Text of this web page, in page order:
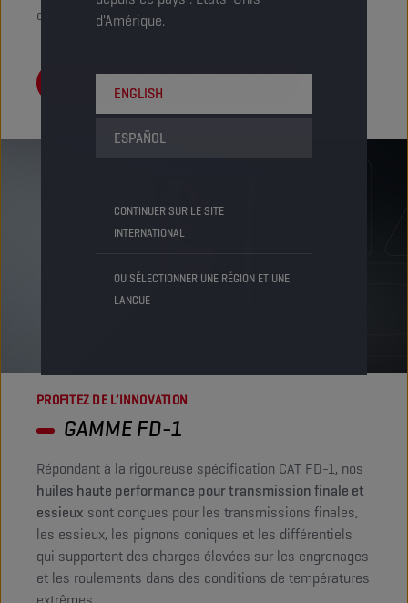
d'Amérique.
ENGLISH
ESPAÑOL
CONTINUER SUR LE SITE
INTERNATIONAL
OU SÉLECTIONNER UNE RÉGION ET UNE
LANGUE
climat ou le terrain.
PROFITEZ DE L’INNOVATION
GAMME FD-1
Répondant à la rigoureuse spécification CAT FD-1, nos
huiles haute performance pour transmission finale et
essieux sont conçues pour les transmissions finales,
les essieux, les pignons coniques et les différentiels
qui supportent des charges élevées sur les engrenages
et les roulements dans des conditions de températures